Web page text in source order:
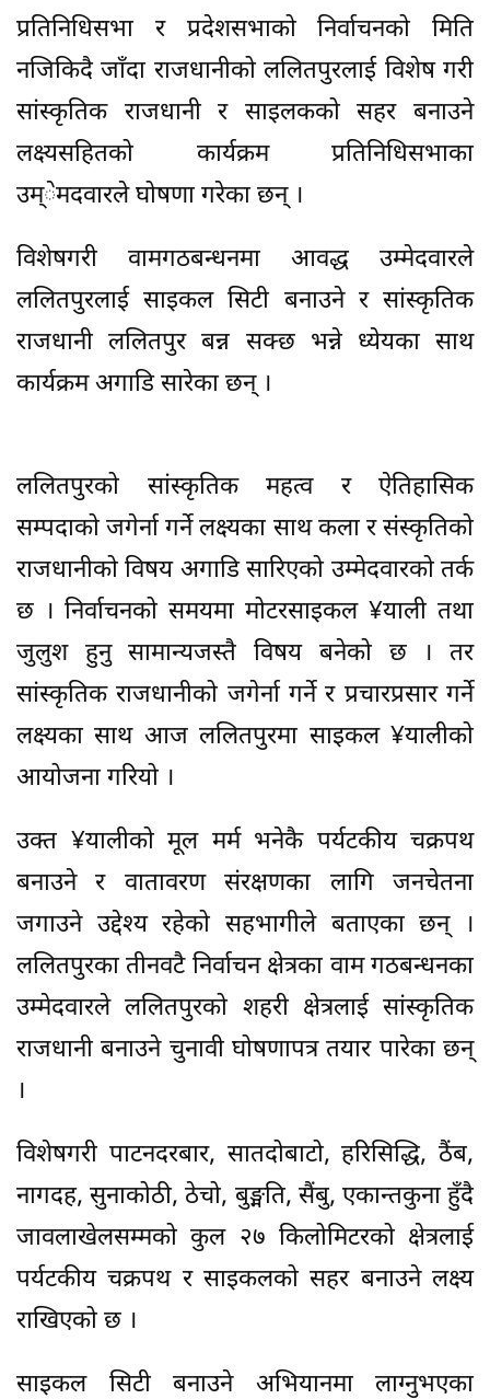
प्रतिनिधिसभा र प्रदेशसभाको निर्वाचनको मिति
नजिकिदै जाँदा राजधानीको ललितपुरलाई विशेष गरी
सांस्कृतिक राजधानी र साइलकको सहर बनाउने
लक्ष्यसहितको कार्यक्रम प्रतिनिधिसभाका
उम्ेमदवारले घोषणा गरेका छन् ।
विशेषगरी वामगठबन्धनमा आवद्ध उम्मेदवारले
ललितपुरलाई साइकल सिटी बनाउने र सांस्कृतिक
राजधानी ललितपुर बन्न सक्छ भन्ने ध्येयका साथ
कार्यक्रम अगाडि सारेका छन् ।
ललितपुरको सांस्कृतिक महत्व र ऐतिहासिक
सम्पदाको जगेर्ना गर्ने लक्ष्यका साथ कला र संस्कृतिको
राजधानीको विषय अगाडि सारिएको उम्मेदवारको तर्क
छ । निर्वाचनको समयमा मोटरसाइकल ¥याली तथा
जुलुश हुनु सामान्यजस्तै विषय बनेको छ । तर
सांस्कृतिक राजधानीको जगेर्ना गर्ने र प्रचारप्रसार गर्ने
लक्ष्यका साथ आज ललितपुरमा साइकल ¥यालीको
आयोजना गरियो ।
उक्त ¥यालीको मूल मर्म भनेकै पर्यटकीय चक्रपथ
बनाउने र वातावरण संरक्षणका लागि जनचेतना
जगाउने उद्देश्य रहेको सहभागीले बताएका छन् ।
ललितपुरका तीनवटै निर्वाचन क्षेत्रका वाम गठबन्धनका
उम्मेदवारले ललितपुरको शहरी क्षेत्रलाई सांस्कृतिक
राजधानी बनाउने चुनावी घोषणापत्र तयार पारेका छन्
।
विशेषगरी पाटनदरबार, सातदोबाटो, हरिसिद्धि, ठैंब,
नागदह, सुनाकोठी, ठेचो, बुङ्मति, सैंबु, एकान्तकुना हुँदै
जावलाखेलसम्मको कुल २७ किलोमिटरको क्षेत्रलाई
पर्यटकीय चक्रपथ र साइकलको सहर बनाउने लक्ष्य
राखिएको छ ।
साइकल सिटी बनाउने अभियानमा लाग्नुभएका